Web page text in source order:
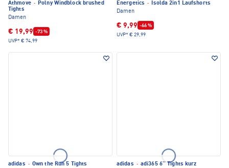
Athmove · Polny Windblock brushed
Tights
Damen
€ 19,99 -73 %
UVP* € 74,99
Energetics · Isolda 2in1 Laufshorts
Damen
€ 9,99 -66 %
UVP* € 29,99
adidas · Own the Run 5 Tights
adidas · adi365 6'' Tights kurz